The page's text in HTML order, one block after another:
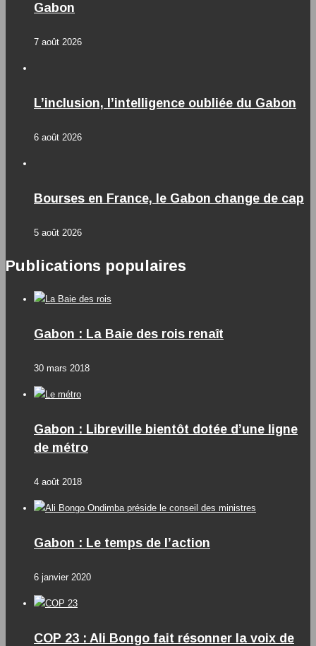
Gabon
7 août 2026
L’inclusion, l’intelligence oubliée du Gabon
6 août 2026
Bourses en France, le Gabon change de cap
5 août 2026
Publications populaires
Gabon : La Baie des rois renaît
30 mars 2018
Gabon : Libreville bientôt dotée d’une ligne
de métro
4 août 2018
Gabon : Le temps de l’action
6 janvier 2020
COP 23 : Ali Bongo fait résonner la voix de